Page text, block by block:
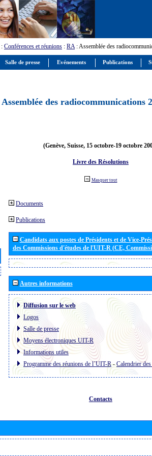
: Conférences et réunions : RA: Assemblée des
Assemblée des radiocommunications
(Genève, Suisse, 15 octobre-19 octobre
Livre des Résolutions
Masquer tout
Documents
Publications
Candidats aux postes de Présidents et de Vice-
des Commissions d'études de l'UIT-R (CE,
Autres informations
Diffusion sur le web
Logos
Salle de presse
Moyens électroniques UIT-R
Informations utiles
Programme des réunions de l´UIT-R- Calendrier
Contacts
Salle de presse Evénements Publications